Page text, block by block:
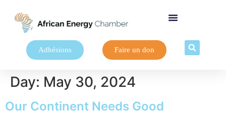
Adhésions Faire un don
Day: May 30, 2024
Our Continent Needs Good